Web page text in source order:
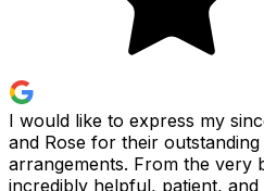
I would like to express my
and Rose for their
arrangements. From the very
incredibly helpful, patient,